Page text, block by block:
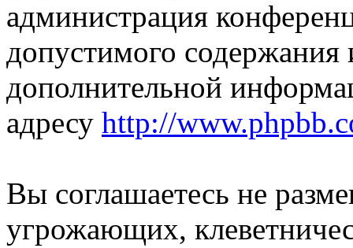
администрация
допустимого
дополнительной
адресу http://
Вы соглашаетесь не
угрожающих,